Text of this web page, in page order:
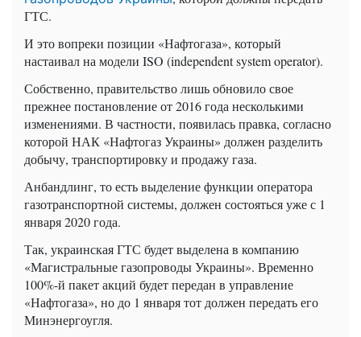
ГТС.
И это вопреки позиции «Нафтогаза», который
настаивал на модели ISO (independent system operator).
Собственно, правительство лишь обновило свое
прежнее постановление от 2016 года несколькими
изменениями. В частности, появилась правка, согласно
которой НАК «Нафтогаз Украины» должен разделить
добычу, транспортировку и продажу газа.
Анбандлинг, то есть выделение функции оператора
газотранспортной системы, должен состояться уже с 1
января 2020 года.
Так, украинская ГТС будет выделена в компанию
«Магистральные газопроводы Украины». Временно
100%-й пакет акций будет передан в управление
«Нафтогаза», но до 1 января тот должен передать его
Минэнергоугля.